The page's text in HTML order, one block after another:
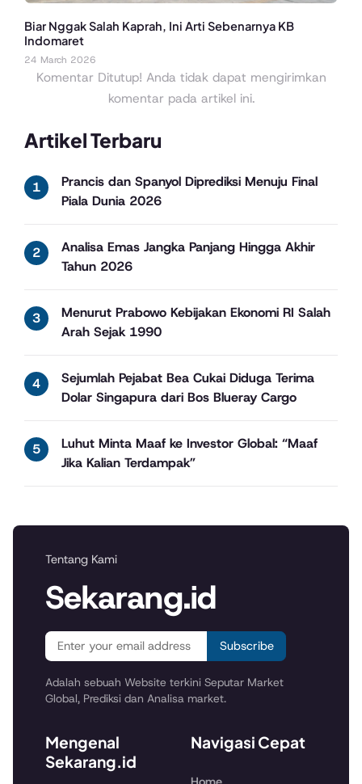
Artikel Terbaru
Prancis dan Spanyol Diprediksi Menuju Final
Piala Dunia 2026
Analisa Emas Jangka Panjang Hingga Akhir
Tahun 2026
Menurut Prabowo Kebijakan Ekonomi RI Salah
Arah Sejak 1990
Sejumlah Pejabat Bea Cukai Diduga Terima
Dolar Singapura dari Bos Blueray Cargo
Luhut Minta Maaf ke Investor Global: “Maaf
Jika Kalian Terdampak”
Biar Nggak Salah Kaprah, Ini Arti Sebenarnya KB
Indomaret
24 March 2026
Komentar Ditutup! Anda tidak dapat mengirimkan
komentar pada artikel ini.
Tentang Kami
Sekarang.id
Subscribe
Adalah sebuah Website terkini Seputar Market
Global, Prediksi dan Analisa market.
Mengenal
Sekarang.id
Navigasi Cepat